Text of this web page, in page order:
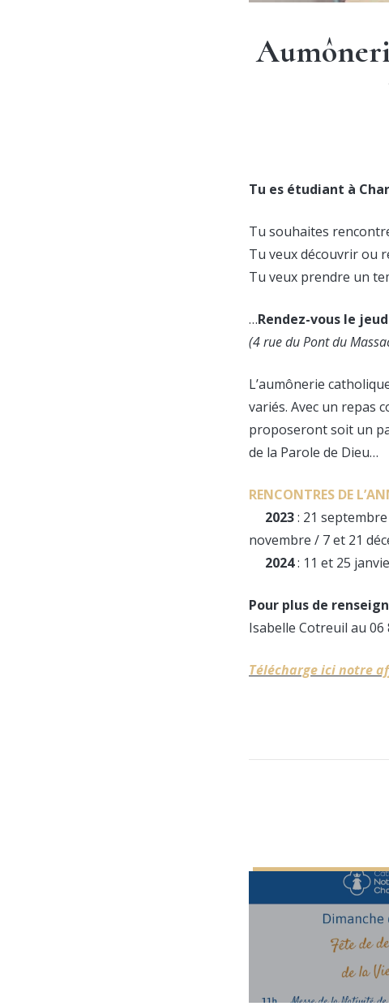
Tu es étudiant à
Tu souhaites
Tu veux découvrir ou
Tu veux prendre un
…Rendez-vous le
(4 rue du Pont du
L’aumônerie
variés. Avec un repas
proposeront soit un
de la Parole de Dieu…
RENCONTRES DE
2023: 21
novembre / 7 et 21
2024: 11 et 25
Pour plus de
Isabelle Cotreuil au 06
Télécharge ici notre